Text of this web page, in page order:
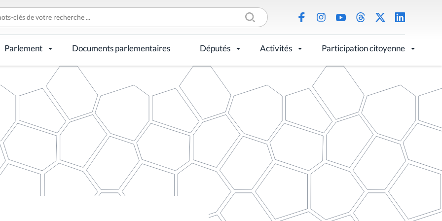
Parlement Documents parlementaires Députés Activités Participation citoyenne